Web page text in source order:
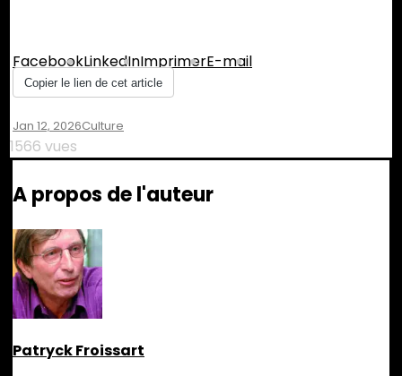
FacebookLinkedInImprimerE-mail
Copier le lien de cet article
Jan 12, 2026Culture
1566 vues
A propos de l'auteur
Patryck Froissart